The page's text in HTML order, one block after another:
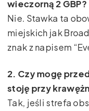
wieczorną 2 GBP?
Nie. Stawka ta
miejskich jak
znak z napisem
2. Czy mogę
stoję przy
Tak, jeśli strefa